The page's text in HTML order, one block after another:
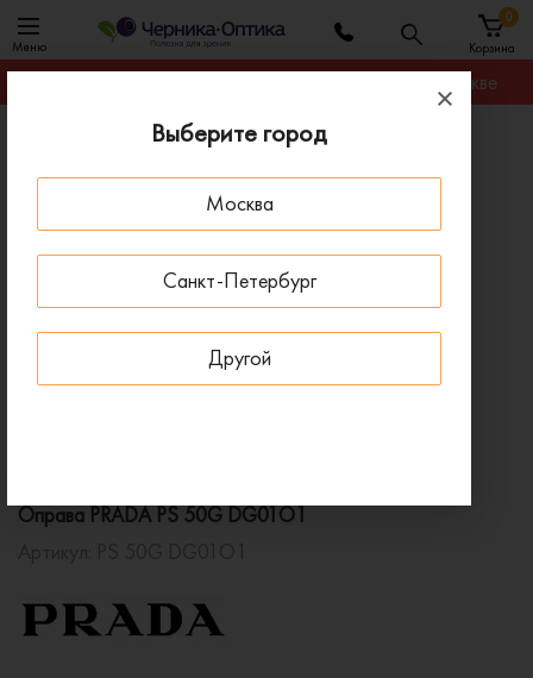
Выберите город
Москва
Санкт-Петербург
Другой
Меню Корзина
0
Гарантируем лучшую цену на любую оправу в Москве
Оправы для очков
Оправа PRADA PS 50G DG01O1
Оправа PRADA PS 50G DG01O1
ПОД ЗАКАЗ